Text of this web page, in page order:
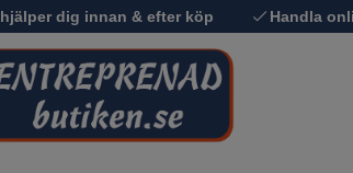
dig innan & efter köp Handla